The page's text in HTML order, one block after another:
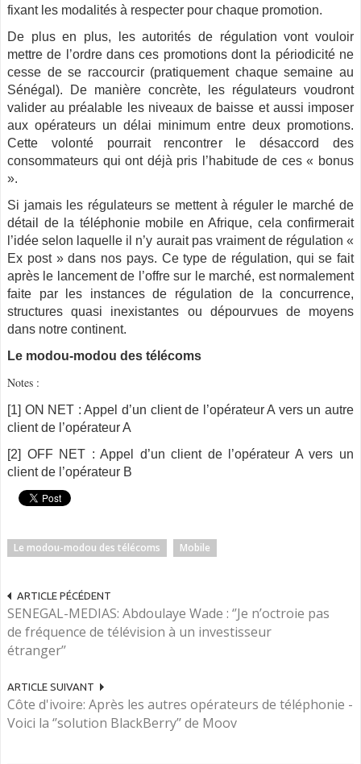
fixant les modalités à respecter pour chaque promotion.
De plus en plus, les autorités de régulation vont vouloir
mettre de l’ordre dans ces promotions dont la périodicité ne
cesse de se raccourcir (pratiquement chaque semaine au
Sénégal). De manière concrète, les régulateurs voudront
valider au préalable les niveaux de baisse et aussi imposer
aux opérateurs un délai minimum entre deux promotions.
Cette volonté pourrait rencontrer le désaccord des
consommateurs qui ont déjà pris l’habitude de ces « bonus
».
Si jamais les régulateurs se mettent à réguler le marché de
détail de la téléphonie mobile en Afrique, cela confirmerait
l’idée selon laquelle il n’y aurait pas vraiment de régulation «
Ex post » dans nos pays. Ce type de régulation, qui se fait
après le lancement de l’offre sur le marché, est normalement
faite par les instances de régulation de la concurrence,
structures quasi inexistantes ou dépourvues de moyens
dans notre continent.
Le modou-modou des télécoms
Notes :
[1] ON NET : Appel d’un client de l’opérateur A vers un autre
client de l’opérateur A
[2] OFF NET : Appel d’un client de l’opérateur A vers un
client de l’opérateur B
Le modou-modou des télécoms Mobile
ARTICLE PÉCÉDENT
SENEGAL-MEDIAS: Abdoulaye Wade : ‘’Je n’octroie pas
de fréquence de télévision à un investisseur
étranger’’
ARTICLE SUIVANT
Côte d'ivoire: Après les autres opérateurs de téléphonie -
Voici la ‘’solution BlackBerry’’ de Moov